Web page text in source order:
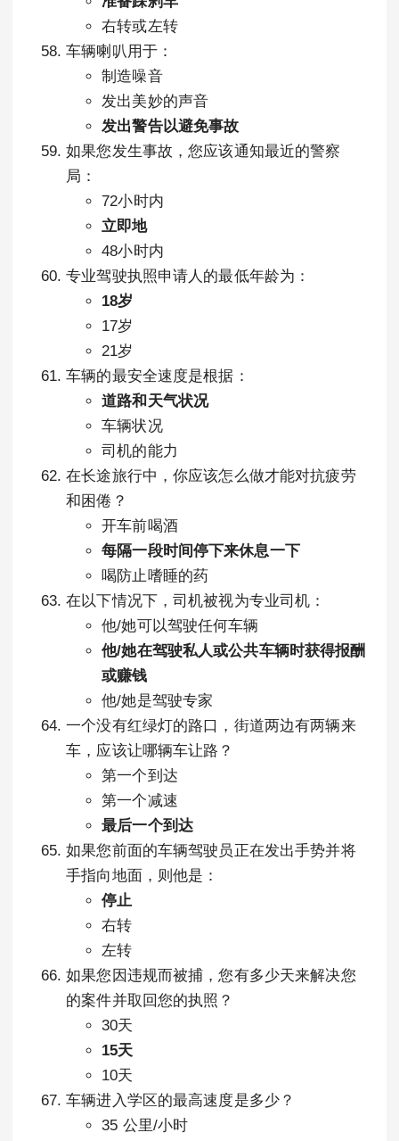
右转或左转
车辆喇叭用于：
制造噪音
发出美妙的声音
发出警告以避免事故
如果您发生事故，您应该通知最近的警察
局：
72小时内
立即地
48小时内
专业驾驶执照申请人的最低年龄为：
18岁
17岁
21岁
车辆的最安全速度是根据：
道路和天气状况
车辆状况
司机的能力
在长途旅行中，你应该怎么做才能对抗疲劳
和困倦？
开车前喝酒
每隔一段时间停下来休息一下
喝防止嗜睡的药
在以下情况下，司机被视为专业司机：
他/她可以驾驶任何车辆
他/她在驾驶私人或公共车辆时获得报酬
或赚钱
他/她是驾驶专家
一个没有红绿灯的路口，街道两边有两辆来
车，应该让哪辆车让路？
第一个到达
第一个减速
最后一个到达
如果您前面的车辆驾驶员正在发出手势并将
手指向地面，则他是：
停止
右转
左转
如果您因违规而被捕，您有多少天来解决您
的案件并取回您的执照？
30天
15天
10天
车辆进入学区的最高速度是多少？
35 公里/小时